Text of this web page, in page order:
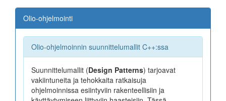
Johdanto
Olio-ohjelmointi
Luokka
Getter ja Setter
Private/Public/Protected
Olio-ohjelmointi
Olio-ohjelmoinnin suunnittelumallit C++:ssa
Suunnittelumallit (Design Patterns) tarjoavat
vakiintuneita ja tehokkaita ratkaisuja
ohjelmoinnissa esiintyviin rakenteellisiin ja